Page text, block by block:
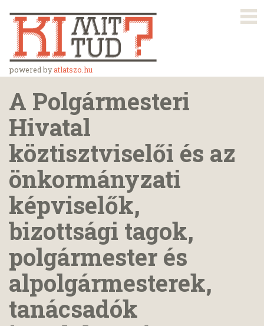
powered byatlatszo.hu
A Polgármesteri
Hivatal
köztisztviselői és az
önkormányzati
képviselők,
bizottsági tagok,
polgármester és
alpolgármesterek,
tanácsadók